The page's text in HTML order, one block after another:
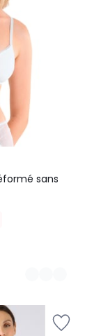
sans